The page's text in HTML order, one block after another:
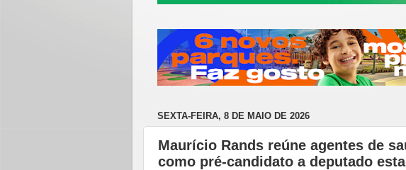
SEXTA-FEIRA, 8 DE MAIO DE 2026
Maurício Rands reúne agentes de
como pré-candidato a deputado